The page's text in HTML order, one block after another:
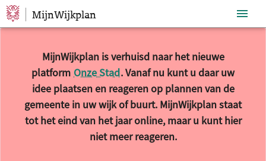
Sla navigatie over
MijnWijkplan
MijnWijkplan is verhuisd naar het nieuwe
platform Onze Stad. Vanaf nu kunt u daar uw
idee plaatsen en reageren op plannen van de
gemeente in uw wijk of buurt. MijnWijkplan staat
tot het eind van het jaar online, maar u kunt hier
niet meer reageren.